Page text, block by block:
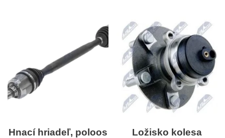
Hnací hriadeľ, poloos
Ložisko kolesa